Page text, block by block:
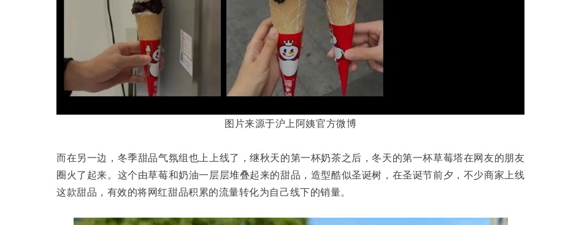
图片来源于沪上阿姨官方微博
而在另一边，冬季甜品气氛组也上上线了，继秋天的第一杯奶茶之后，冬天的第一杯草莓塔在网友的朋友
圈火了起来。这个由草莓和奶油一层层堆叠起来的甜品，造型酷似圣诞树，在圣诞节前夕，不少商家上线
这款甜品，有效的将网红甜品积累的流量转化为自己线下的销量。